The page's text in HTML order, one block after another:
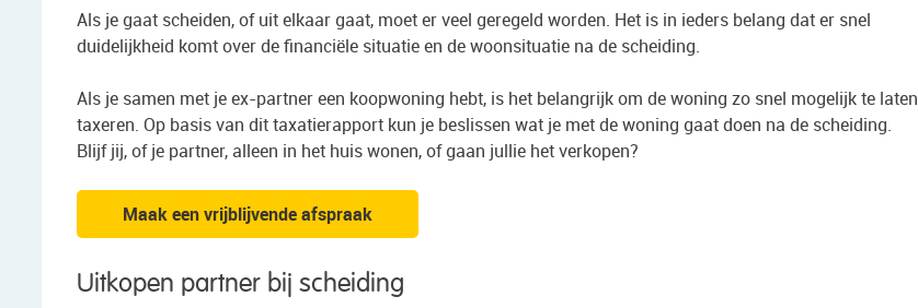
Als je gaat scheiden, of uit elkaar gaat, moet er veel geregeld worden. Het is in ieders belang dat er snel
duidelijkheid komt over de financiële situatie en de woonsituatie na de scheiding.
Als je samen met je ex-partner een koopwoning hebt, is het belangrijk om de woning zo snel mogelijk te laten
taxeren. Op basis van dit taxatierapport kun je beslissen wat je met de woning gaat doen na de scheiding.
Blijf jij, of je partner, alleen in het huis wonen, of gaan jullie het verkopen?
Maak een vrijblijvende afspraak
Uitkopen partner bij scheiding